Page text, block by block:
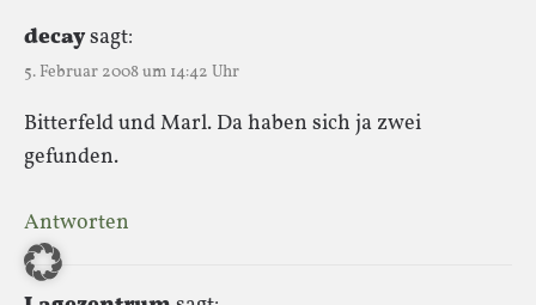
decaysagt:
5. Februar 2008 um 14:42 Uhr
Bitterfeld und Marl. Da haben sich ja zwei
gefunden.
Antworten